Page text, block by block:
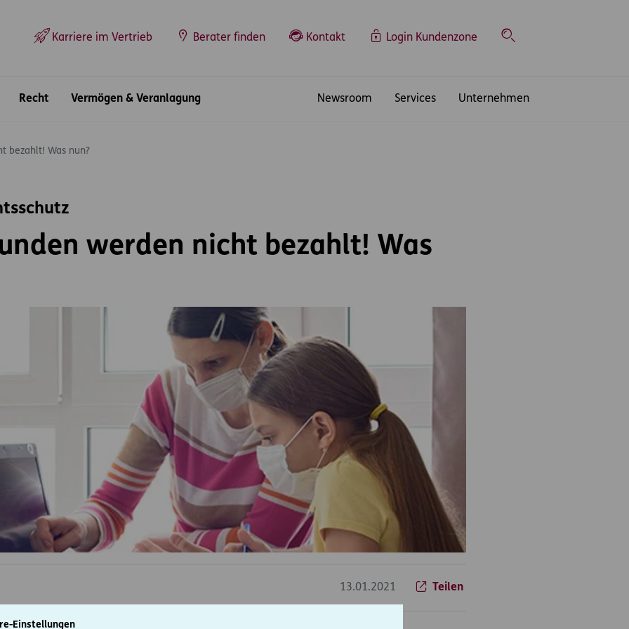
Einstellungen
Karriere im Vertrieb Berater finden Kontakt Login Kundenzone
Suche
Recht Vermögen & Veranlagung Newsroom Services Unternehmen
bezahlt! Was nun?
werden nicht bezahlt! Was
13.01.2021 Teilen